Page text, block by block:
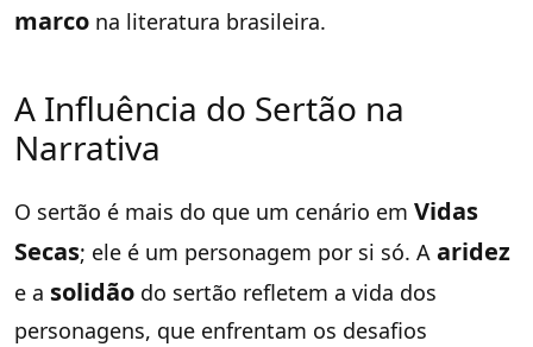
marco na literatura brasileira.
A Influência do Sertão na
Narrativa
O sertão é mais do que um cenário em Vidas
Secas; ele é um personagem por si só. A aridez
e a solidão do sertão refletem a vida dos
personagens, que enfrentam os desafios